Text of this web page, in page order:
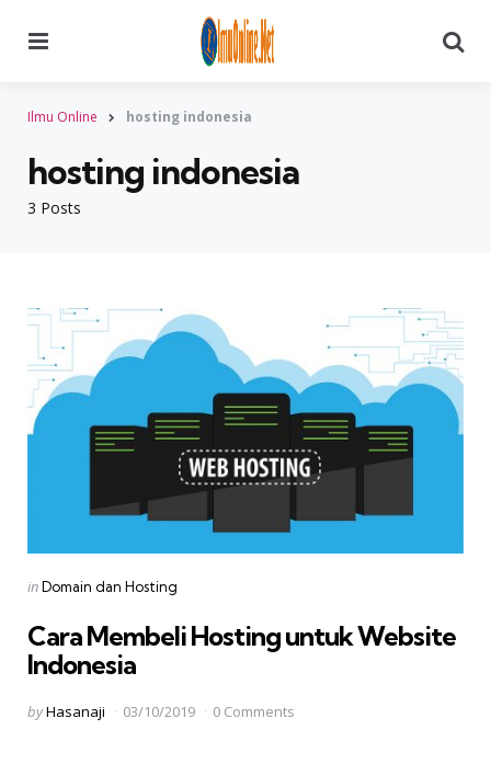
Ilmu Online hosting indonesia
3 Posts
hosting indonesia
Categories
Posted
inDomain dan Hosting
Cara Membeli Hosting untuk Website
Indonesia
Posted
byHasanaji 03/10/2019 0 Comments